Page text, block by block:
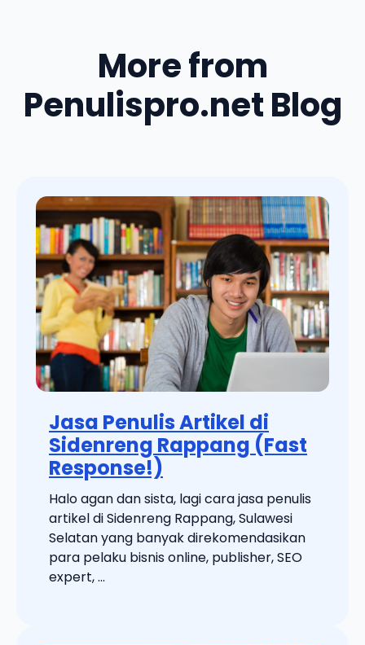
More from
Penulispro.net Blog
Jasa Penulis Artikel di
Sidenreng Rappang (Fast
Response!)
Halo agan dan sista, lagi cara jasa penulis
artikel di Sidenreng Rappang, Sulawesi
Selatan yang banyak direkomendasikan
para pelaku bisnis online, publisher, SEO
expert, ...